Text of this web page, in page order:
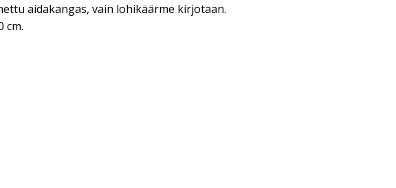
aidakangas, vain lohikäärme kirjotaan.
cm.